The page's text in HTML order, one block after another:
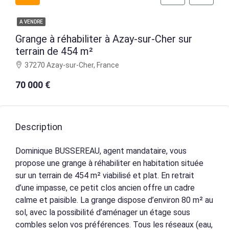
A VENDRE
Grange à réhabiliter à Azay-sur-Cher sur
terrain de 454 m²
37270 Azay-sur-Cher, France
70 000 €
Description
Dominique BUSSEREAU, agent mandataire, vous
propose une grange à réhabiliter en habitation située
sur un terrain de 454 m² viabilisé et plat. En retrait
d’une impasse, ce petit clos ancien offre un cadre
calme et paisible. La grange dispose d’environ 80 m² au
sol, avec la possibilité d’aménager un étage sous
combles selon vos préférences. Tous les réseaux (eau,